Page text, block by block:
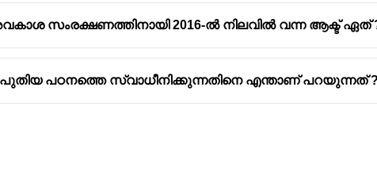
സംരക്ഷണത്തിനായി 2016-ൽ നിലവിൽ വന്ന ആക്ട് ഏത്
പുതിയ പഠനത്തെ സ്വാധീനിക്കുന്നതിനെ എന്താണ് പറയുന്നത്